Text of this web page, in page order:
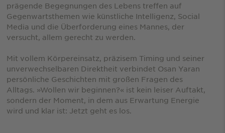
prägende Begegnungen des Lebens treffen auf
Gegenwartsthemen wie künstliche Intelligenz, Social
Media und die Überforderung eines Mannes, der
versucht, allem gerecht zu werden.
Mit vollem Körpereinsatz, präzisem Timing und seiner
unverwechselbaren Direktheit verbindet Osan Yaran
persönliche Geschichten mit großen Fragen des
Alltags. »Wollen wir beginnen?« ist kein leiser Auftakt,
sondern der Moment, in dem aus Erwartung Energie
wird und klar ist: Jetzt geht es los.